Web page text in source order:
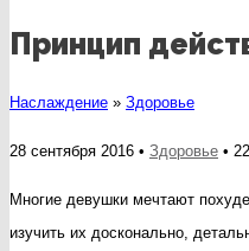
Принцип
Наслаждение » Здоровье
28 сентября 2016 • Здоровье •
Многие девушки мечтают
изучить их досконально,